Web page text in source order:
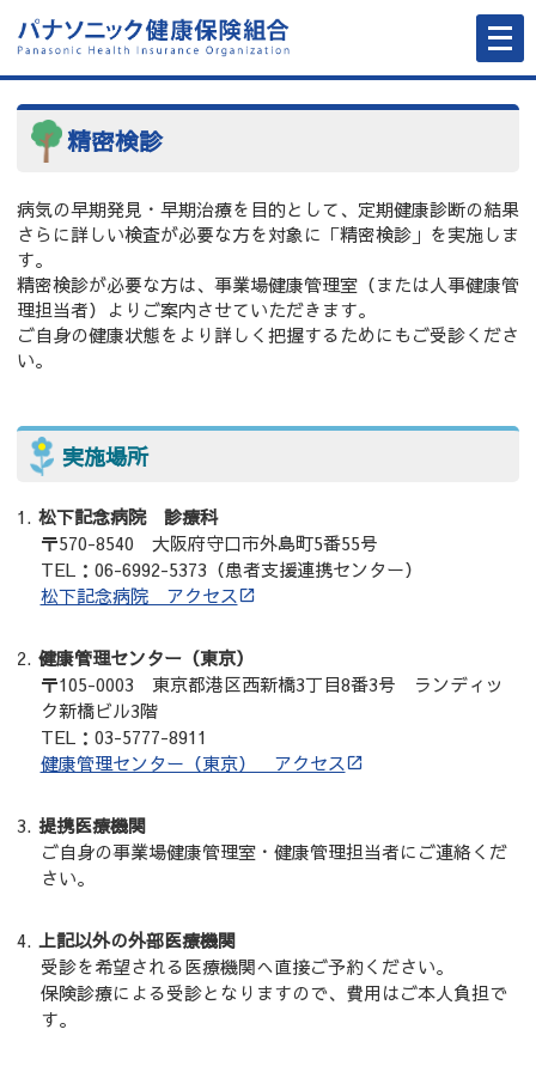
メ
ニ
ュ
ー
開
精密検診
病気の早期発見・早期治療を目的として、定期健康診断の結果
さらに詳しい検査が必要な方を対象に「精密検診」を実施しま
す。
精密検診が必要な方は、事業場健康管理室（または人事健康管
理担当者）よりご案内させていただきます。
ご自身の健康状態をより詳しく把握するためにもご受診くださ
い。
実施場所
松下記念病院 診療科
〒570-8540 大阪府守口市外島町5番55号
TEL：06-6992-5373（患者支援連携センター）
松下記念病院 アクセス
健康管理センター（東京）
〒105-0003 東京都港区西新橋3丁目8番3号 ランディッ
ク新橋ビル3階
TEL：03-5777-8911
健康管理センター（東京） アクセス
提携医療機関
ご自身の事業場健康管理室・健康管理担当者にご連絡くだ
さい。
上記以外の外部医療機関
受診を希望される医療機関へ直接ご予約ください。
保険診療による受診となりますので、費用はご本人負担で
す。